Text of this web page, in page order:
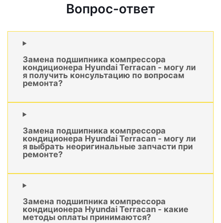
Вопрос-ответ
Замена подшипника компрессора
кондиционера Hyundai Terracan - могу ли
я получить консультацию по вопросам
ремонта?
Замена подшипника компрессора
кондиционера Hyundai Terracan - могу ли
я выбрать неоригинальные запчасти при
ремонте?
Замена подшипника компрессора
кондиционера Hyundai Terracan - какие
методы оплаты принимаются?